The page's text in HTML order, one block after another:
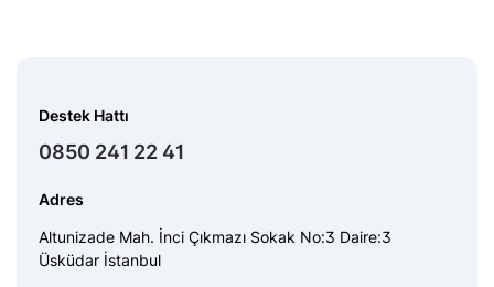
Destek Hattı
0850 241 22 41
Adres
Altunizade Mah. İnci Çıkmazı Sokak No:3 Daire:3
Üsküdar İstanbul